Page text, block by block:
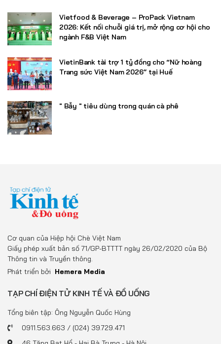
Vietfood & Beverage – ProPack Vietnam
2026: Kết nối chuỗi giá trị, mở rộng cơ hội cho
ngành F&B Việt Nam
VietinBank tài trợ 1 tỷ đồng cho “Nữ hoàng
Trang sức Việt Nam 2026” tại Huế
" Bẫy " tiêu dùng trong quán cà phê
Cơ quan của Hiệp hội Chè Việt Nam
Giấy phép xuất bản số 71/GP-BTTTT ngày 26/02/2020 của Bộ
Thông tin và Truyền thông.
Phát triển bởi Hemera Media
TẠP CHÍ ĐIỆN TỬ KINH TẾ VÀ ĐỒ UỐNG
Tổng biên tập: Ông Nguyễn Quốc Hùng
0911.563.663 / (024) 39.729.471